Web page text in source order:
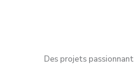
Des projets passionnant